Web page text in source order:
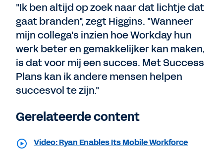
"Ik ben altijd op zoek naar dat lichtje dat
gaat branden", zegt Higgins. "Wanneer
mijn collega's inzien hoe Workday hun
werk beter en gemakkelijker kan maken,
is dat voor mij een succes. Met Success
Plans kan ik andere mensen helpen
succesvol te zijn."
Gerelateerde content
Video: Ryan Enables Its Mobile Workforce